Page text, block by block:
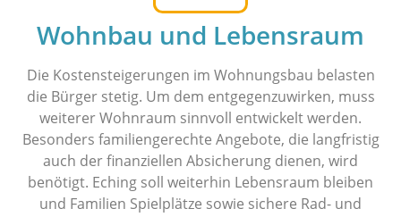
Wohnbau und Lebensraum
Die Kostensteigerungen im Wohnungsbau belasten
die Bürger stetig. Um dem entgegenzuwirken, muss
weiterer Wohnraum sinnvoll entwickelt werden.
Besonders familiengerechte Angebote, die langfristig
auch der finanziellen Absicherung dienen, wird
benötigt. Eching soll weiterhin Lebensraum bleiben
und Familien Spielplätze sowie sichere Rad- und